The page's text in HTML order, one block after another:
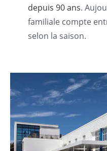
depuis 90 ans.
familiale compte
selon la saison.